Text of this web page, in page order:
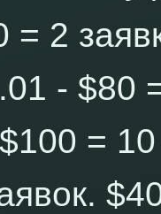
= 2
- $80
=